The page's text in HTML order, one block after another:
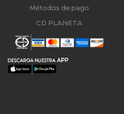
Métodos de pago
CD PLANETA